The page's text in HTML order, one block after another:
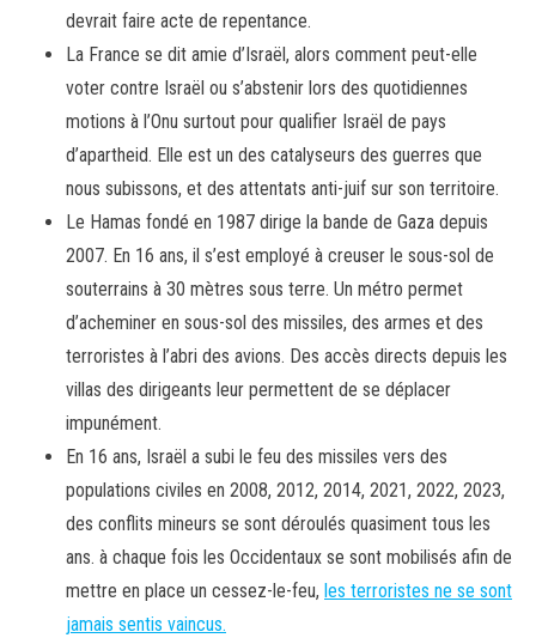
devrait faire acte de repentance.
La France se dit amie d’Israël, alors comment peut-elle
voter contre Israël ou s’abstenir lors des quotidiennes
motions à l’Onu surtout pour qualifier Israël de pays
d’apartheid. Elle est un des catalyseurs des guerres que
nous subissons, et des attentats anti-juif sur son territoire.
Le Hamas fondé en 1987 dirige la bande de Gaza depuis
2007. En 16 ans, il s’est employé à creuser le sous-sol de
souterrains à 30 mètres sous terre. Un métro permet
d’acheminer en sous-sol des missiles, des armes et des
terroristes à l’abri des avions. Des accès directs depuis les
villas des dirigeants leur permettent de se déplacer
impunément.
En 16 ans, Israël a subi le feu des missiles vers des
populations civiles en 2008, 2012, 2014, 2021, 2022, 2023,
des conflits mineurs se sont déroulés quasiment tous les
ans. à chaque fois les Occidentaux se sont mobilisés afin de
mettre en place un cessez-le-feu, les terroristes ne se sont
jamais sentis vaincus.